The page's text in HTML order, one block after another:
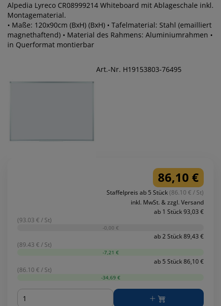
Alpedia Lyreco CR08999214 Whiteboard mit Ablageschale inkl.
Montagematerial.
• Maße: 120x90cm (BxH) (BxH) • Tafelmaterial: Stahl (emailliert
magnethaftend) • Material des Rahmens: Aluminiumrahmen •
in Querformat montierbar
Art.-Nr. H19153803-76495
86,10 €
Staffelpreis ab 5 Stück(86.10 € / St)
inkl. MwSt. & zzgl. Versand
ab 1 Stück 93,03 €
(93.03 € / St)
-0,00 €
ab 2 Stück 89,43 €
(89.43 € / St)
-7,21 €
ab 5 Stück 86,10 €
(86.10 € / St)
-34,69 €
Menge